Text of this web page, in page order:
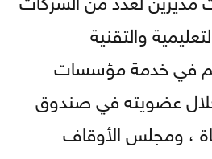
والتقنية
في خدمة مؤسسات
عضويته في صندوق
، ومجلس الأوقاف